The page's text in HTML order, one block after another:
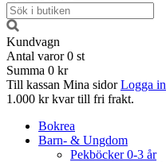
Kundvagn
Antal varor 0 st
Summa 0 kr
Till kassan Mina sidor Logga in
1.000 kr kvar till fri frakt.
Bokrea
Barn- & Ungdom
Pekböcker 0-3 år